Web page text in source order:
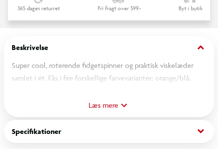
365 dages returret Fri fragt over 599,- Byt i butik
Beskrivelse keyboard_arrow_down
Super cool, roterende fidgetspinner og praktisk viskelæder
samlet i ét. Fås i fire forskellige farvevarianter: orange/blå,
finmotoriske færdigheder og kan medvirke til at holde
koncentrationen, skabe ro og mindske stress. God at have
med i penalhuset.
Læs mere
Specifikationer keyboard_arrow_down